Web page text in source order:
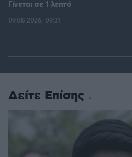
Γίνεται σε 1 λεπτό
09.08.2026, 09:31
Δείτε Επίσης